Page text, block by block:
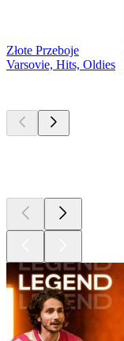
Złote Przeboje
Varsovie, Hits, Oldies